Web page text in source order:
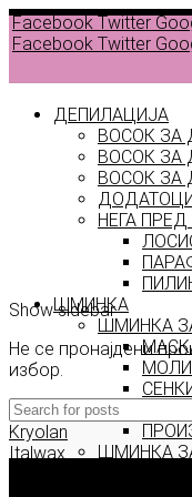
Facebook Twitter
Facebook Twitter
ДЕПИЛАЦИЈА
ВОСОК ЗА
ВОСОК ЗА
ВОСОК ЗА
НЕГА
ШМИНКА
ШМИНКА
ТУШ
ШМИНКА
products
Absolue
Show sidebar
Не се пронајдени
избор.
Kryolan
Italwax